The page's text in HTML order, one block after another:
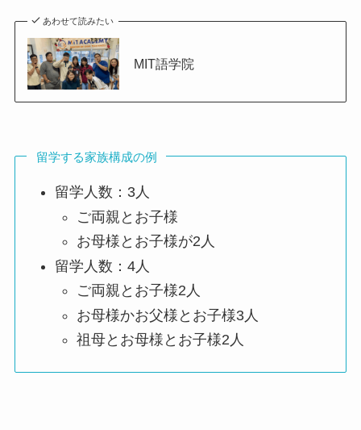
あわせて読みたい
MIT語学院
留学する家族構成の例
留学人数：3人
ご両親とお子様
お母様とお子様が2人
留学人数：4人
ご両親とお子様2人
お母様かお父様とお子様3人
祖母とお母様とお子様2人